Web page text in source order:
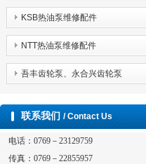
KSB热油泵维修配件
NTT热油泵维修配件
吾丰齿轮泵、永合兴齿轮泵
联系我们 / Contact Us
电话：0769－23129759
传真：0769－22855957